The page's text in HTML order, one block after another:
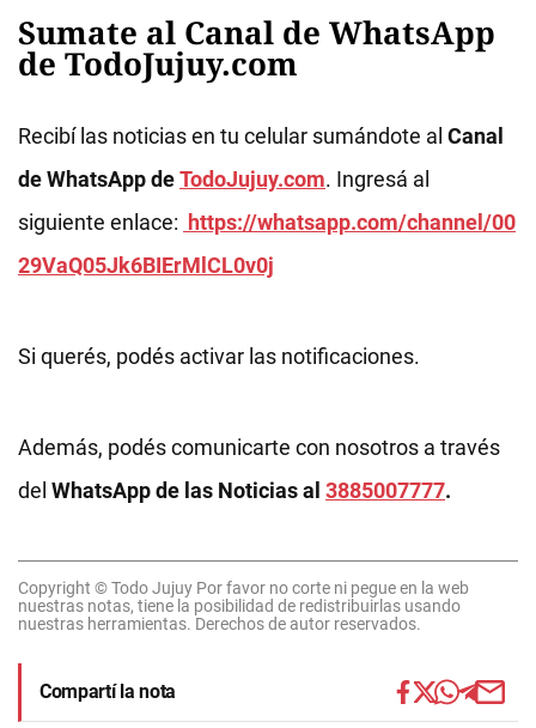
Sumate al Canal de WhatsApp
de TodoJujuy.com
Recibí las noticias en tu celular sumándote al Canal
de WhatsApp deTodoJujuy.com. Ingresá al
siguiente enlace: https://whatsapp.com/channel/00
29VaQ05Jk6BIErMlCL0v0j
Si querés, podés activar las notificaciones.
Además, podés comunicarte con nosotros a través
del WhatsApp de las Noticias al 3885007777.
Copyright © Todo Jujuy Por favor no corte ni pegue en la web
nuestras notas, tiene la posibilidad de redistribuirlas usando
nuestras herramientas. Derechos de autor reservados.
Compartí la nota